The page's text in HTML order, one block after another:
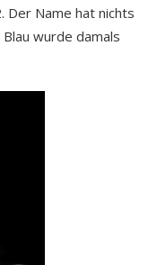
Der Name hat nichts
wurde damals